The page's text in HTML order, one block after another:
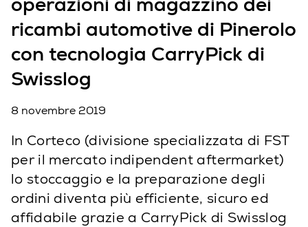
ricambi automotive di Pinerolo
con tecnologia CarryPick di
Swisslog
8 novembre 2019
In Corteco (divisione specializzata di FST
per il mercato indipendent aftermarket)
lo stoccaggio e la preparazione degli
ordini diventa più efficiente, sicuro ed
affidabile grazie a CarryPick di Swisslog